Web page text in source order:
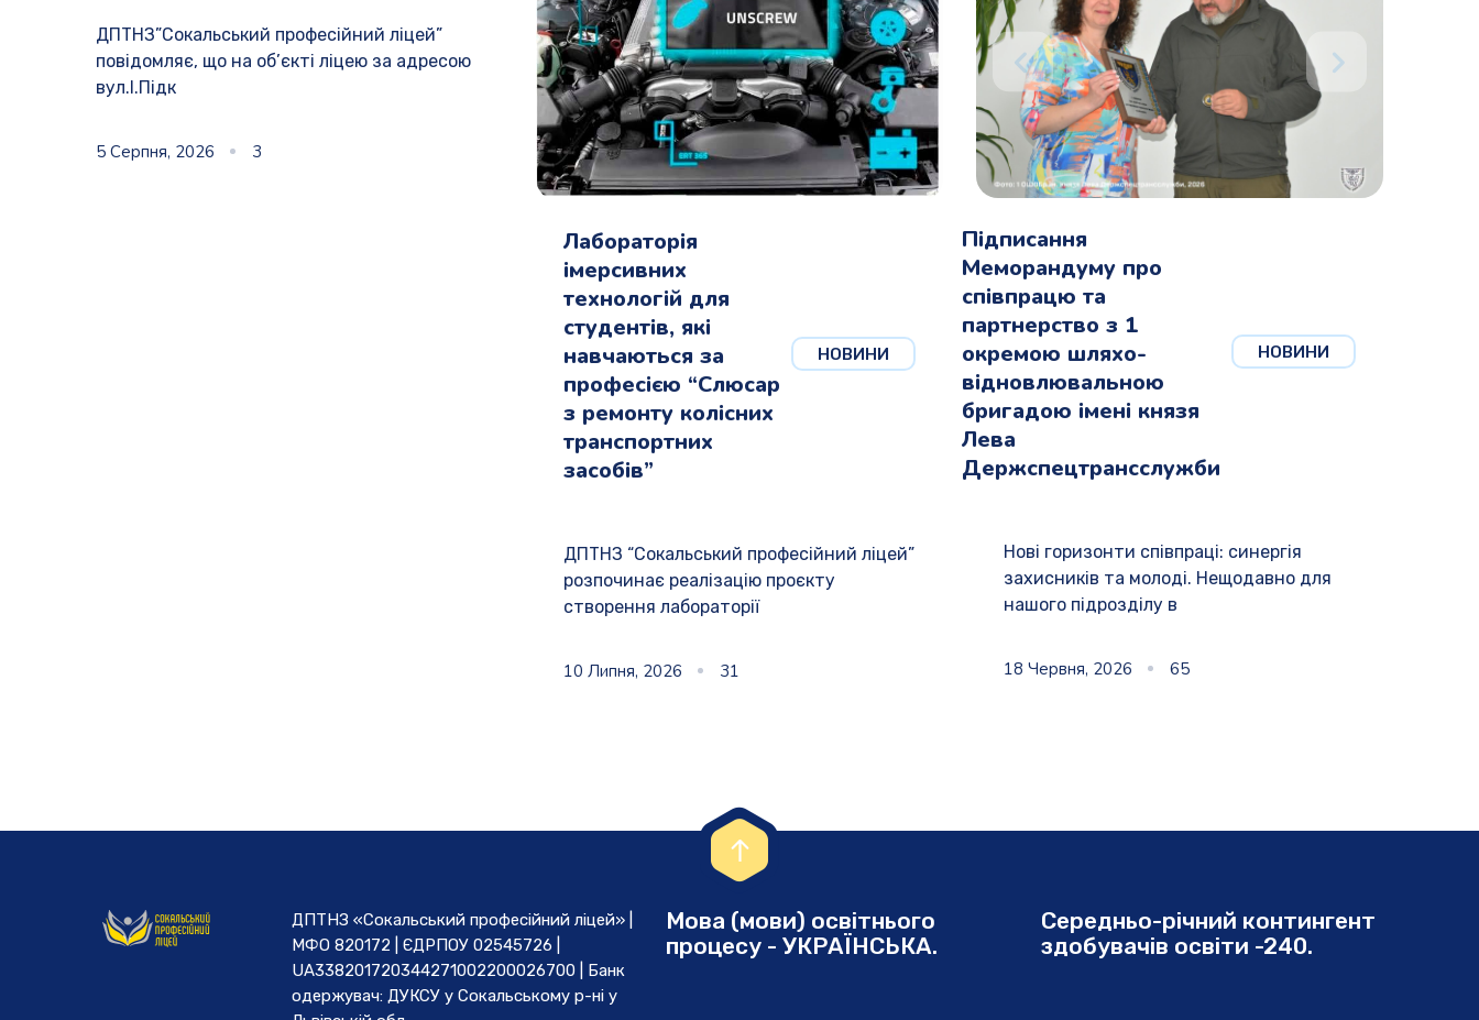
ДПТНЗ”Сокальський професійний ліцей”
повідомляє, що на об’єкті ліцею за адресою
вул.І.Підк
5 Серпня, 2026 3
НОВИНИ
Лабораторія
імерсивних
технологій для
студентів, які
навчаються за
професією “Слюсар
з ремонту колісних
транспортних
засобів”
ДПТНЗ “Сокальський професійний ліцей”
розпочинає реалізацію проєкту
створення лабораторії
10 Липня, 2026 31
НОВИНИ
Підписання
Меморандуму про
співпрацю та
партнерство з 1
окремою шляхо-
відновлювальною
бригадою імені князя
Лева
Держспецтрансслужби
Нові горизонти співпраці: синергія
захисників та молоді. Нещодавно для
нашого підрозділу в
18 Червня, 2026 65
ДПТНЗ «Сокальський професійний ліцей» |
МФО 820172 | ЄДРПОУ 02545726 |
UA338201720344271002200026700 | Банк
одержувач: ДУКСУ у Cокальському р-ні у
Мова (мови) освітнього
процесу - УКРАЇНСЬКА.
Середньо-річний контингент
здобувачів освіти -240.